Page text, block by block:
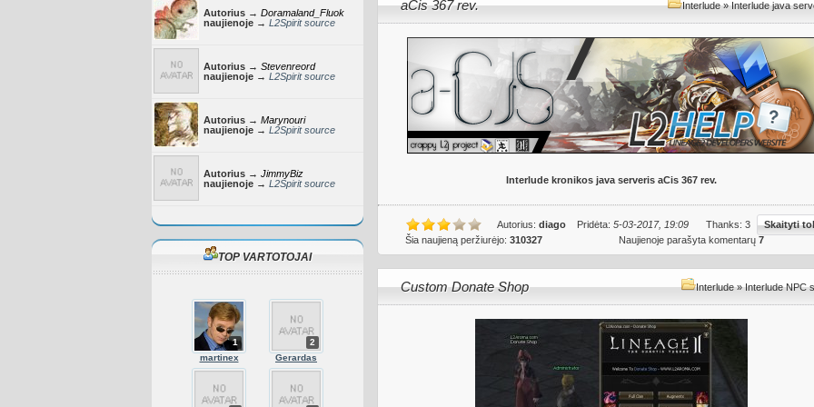
Autorius → Doramaland_Fluok
naujienoje → L2Spirit source
Autorius → Stevenreord
naujienoje → L2Spirit source
Autorius → Marynouri
naujienoje → L2Spirit source
Autorius → JimmyBiz
naujienoje → L2Spirit source
TOP VARTOTOJAI
1
martinex
2
Gerardas
aCis 367 rev. Interlude»Interlude java
Interlude kronikos java serveris aCis 367 rev.
Autorius: diago Pridėta: 5-03-2017, 19:09 Thanks: 3
Skaityti
Šia naujieną peržiurėjo: 310327 Naujienoje parašyta komentarų 7
Custom Donate Shop Interlude»Interlude NPC